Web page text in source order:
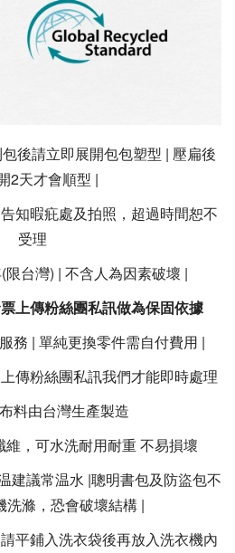
後請立即展開包包塑型 | 壓扁後
2天才會順型 |
知暇疪處及拍照，超過時間恕不
受理
台灣) | 不含人為因素破壞 |
上傳粉絲團私訊做為保固依據
務 | 單純更換零件需自付費用 |
傳粉絲團私訊我們才能即時處理
料由台灣生產製造
，可水洗耐用耐重 不易損壞
建議常温水 |聰明書包及防盜包不
洗滌，恐會破壞結構 |
平鋪入洗衣袋後再放入洗衣機內